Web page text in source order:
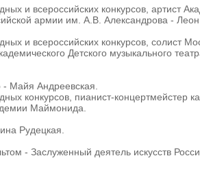
и всероссийских конкурсов, артист
армии им. А.В. Александрова -
и всероссийских конкурсов, солист
Детского музыкального
Майя Андреевская.
конкурсов, пианист-концертмейстер
Маймонида.
Рудецкая.
- Заслуженный деятель искусств